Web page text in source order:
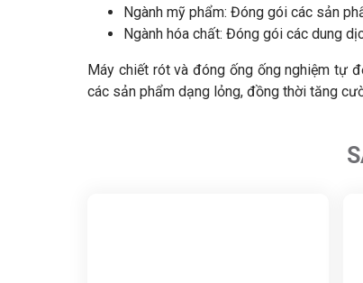
Ngành mỹ phẩm: Đóng gói các sản
Ngành hóa chất: Đóng gói các dung
Máy chiết rót và đóng ống ống nghiệm tự
các sản phẩm dạng lỏng, đồng thời tăng